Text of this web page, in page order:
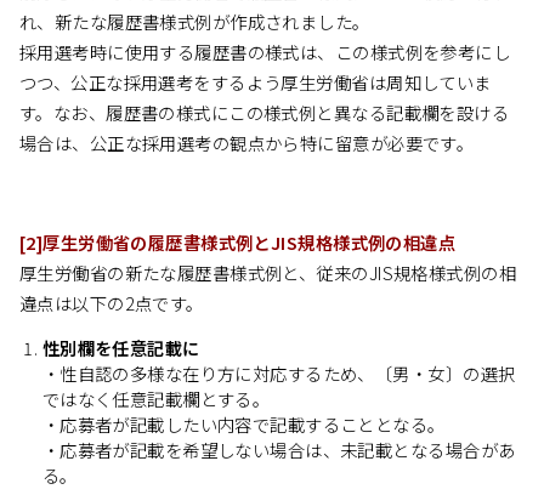
れ、新たな履歴書様式例が作成されました。
採用選考時に使用する履歴書の様式は、この様式例を参考にし
つつ、公正な採用選考をするよう厚生労働省は周知していま
す。なお、履歴書の様式にこの様式例と異なる記載欄を設ける
場合は、公正な採用選考の観点から特に留意が必要です。
[2]厚生労働省の履歴書様式例とJIS規格様式例の相違点
厚生労働省の新たな履歴書様式例と、従来のJIS規格様式例の相
違点は以下の2点です。
性別欄を任意記載に
・性自認の多様な在り方に対応するため、〔男・女〕の選択
ではなく任意記載欄とする。
・応募者が記載したい内容で記載することとなる。
・応募者が記載を希望しない場合は、未記載となる場合があ
る。